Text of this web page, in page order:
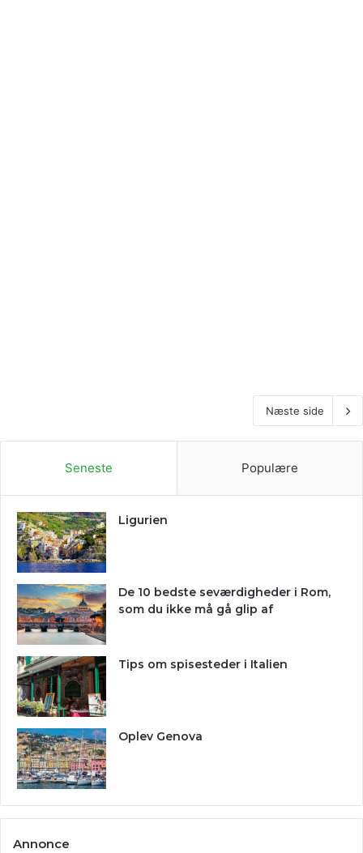
Næste side
Seneste Populære
Ligurien
De 10 bedste seværdigheder i Rom,
som du ikke må gå glip af
Tips om spisesteder i Italien
Oplev Genova
Annonce